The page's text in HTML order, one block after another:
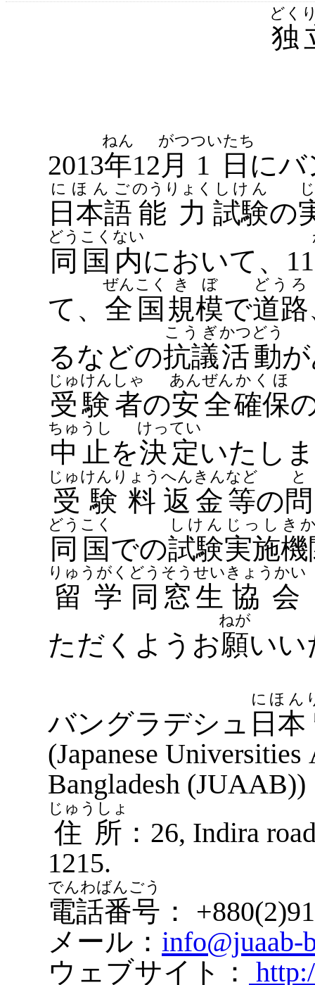
独
どく
2013年
ねん
12 月
がつ
1日
ついたち
に
日本語
にほんご
能力
のうりょく
試験
しけん
の
同国内
どうこくない
において、11
て、 全国
ぜんこく
規模
きぼ
で道路
どうろ
るなどの抗議
こうぎ
活動
かつどう
受験者
じゅけんしゃ
の安全
あんぜん
確保
かくほ
中止
ちゅうし
を決定
けってい
いたし
受験料
じゅけんりょう
返金
へんきん
等
など
の問
と
同国
どうこく
での試験
しけん
実施
じっし
機
き
留学
りゅうがく
同窓生
どうそうせい
協会
きょうかい
ただくようお願
ねが
いい
バングラデシュ 日本
にほん
(Japanese
Bangladesh (JUAAB))
住所
じゅうしょ
：26, Indira
1215.
電話番号
でんわばんごう
：
メール： info@juaab-
ウェブサイト：